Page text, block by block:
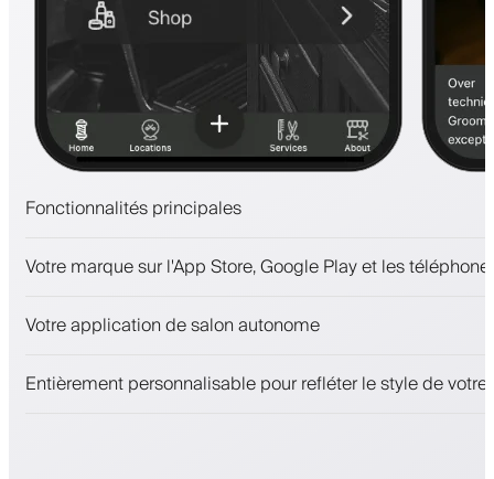
Fonctionnalités principales
Paiements, caution
Fidélisez les clients avec un programme de fidélité
Votre marque sur l'App Store, Google Play et les
Votre application de salon autonome
Entièrement personnalisable pour refléter le style de